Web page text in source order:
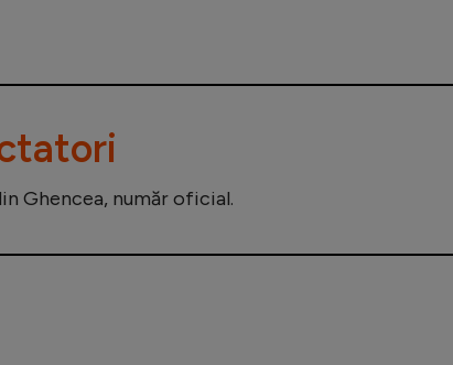
Ghencea, număr oficial.